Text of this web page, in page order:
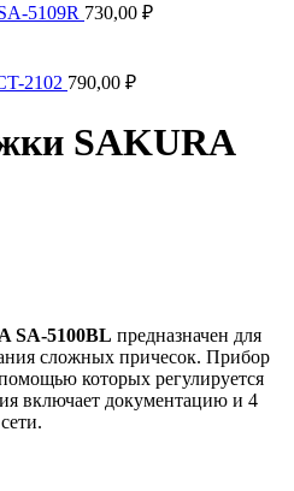
5109R 730,00 ₽
2102 790,00 ₽
SAKURA
SA-5100BL предназначен для
сложных причесок. Прибор
которых регулируется
включает документацию и 4